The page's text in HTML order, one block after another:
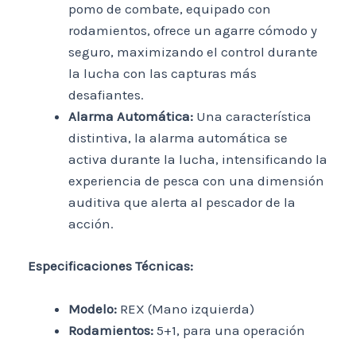
pomo de combate, equipado con
rodamientos, ofrece un agarre cómodo y
seguro, maximizando el control durante
la lucha con las capturas más
desafiantes.
Alarma Automática: Una característica
distintiva, la alarma automática se
activa durante la lucha, intensificando la
experiencia de pesca con una dimensión
auditiva que alerta al pescador de la
acción.
Especificaciones Técnicas:
Modelo: REX (Mano izquierda)
Rodamientos: 5+1, para una operación